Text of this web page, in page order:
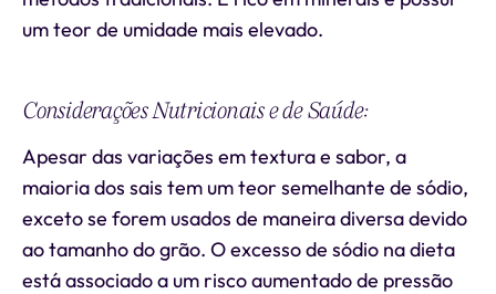
um teor de umidade mais elevado.
Considerações Nutricionais e de Saúde:
Apesar das variações em textura e sabor, a
maioria dos sais tem um teor semelhante de sódio,
exceto se forem usados de maneira diversa devido
ao tamanho do grão. O excesso de sódio na dieta
está associado a um risco aumentado de pressão